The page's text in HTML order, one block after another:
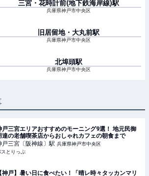
三宮・花時計前(地下鉄海岸線)駅
兵庫県神戸市中央区
旧居留地・大丸前駅
兵庫県神戸市中央区
北埠頭駅
兵庫県神戸市中央区
戸三宮エリアおすすめのモーニング9選！ 地元民御
達の老舗喫茶店からおしゃれカフェの朝食まで
戸三宮〔阪神線〕駅 兵庫県神戸市中央区
スとりっぷ
【神戸】暑い日に食べたい！「晴レ時々タッカンマリ